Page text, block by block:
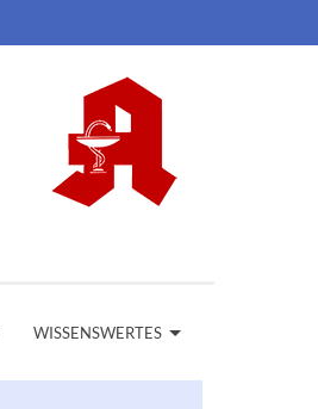
WISSENSWERTES